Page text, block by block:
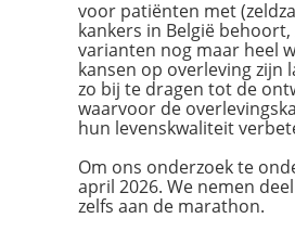
voor patiënten met
kankers in België
varianten nog maar heel
kansen op overleving zijn
zo bij te dragen tot de
waarvoor de
hun levenskwaliteit
Om ons onderzoek te
april 2026. We nemen
zelfs aan de marathon.